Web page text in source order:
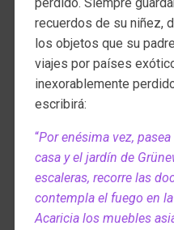
recuerdos de su niñez,
los objetos que su
viajes por países
inexorablemente
escribirá:
“Por enésima vez,
casa y el jardín de
escaleras, recorre las
contempla el fuego en
Acaricia los muebles